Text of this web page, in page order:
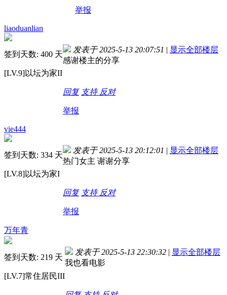
举报
liaoduanlian
签到天数: 400 天
[LV.9]以坛为家II
发表于 2025-5-13 20:07:51 | 显示全部楼层
感谢楼主的分享
回复 支持 反对
举报
vie444
签到天数: 334 天
[LV.8]以坛为家I
发表于 2025-5-13 20:12:01 | 显示全部楼层
热门女主 谢谢分享
回复 支持 反对
举报
万年青
签到天数: 219 天
[LV.7]常住居民III
发表于 2025-5-13 22:30:32 | 显示全部楼层
我也看电影